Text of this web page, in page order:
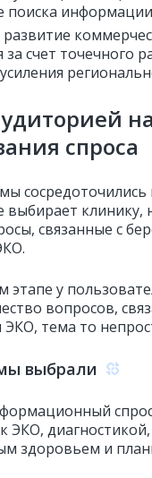
поиска
за счет точечного
спроса
выбирает клинику,
связанные с
этапе у
вопросов,
тема то
выбрали
ЭКО, диагностикой,
здоровьем и